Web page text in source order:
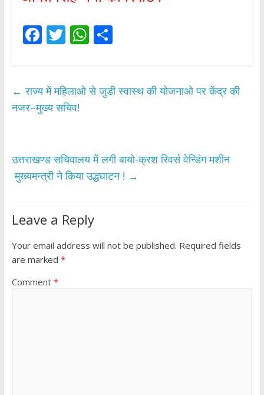
F
b
o
T
er
W
s
p
S
e
← राज्य में महिलाओ से जुडी स्वास्थ की योजनाओ पर केंद्र की
नजर–मुख्य सचिव!
उत्तराखण्ड सचिवालय में लगी बायो-क्रश रिवर्स वेन्डिंग मशीन
मुख्यमन्त्री ने किया उद्धघाटन ! →
Leave a Reply
Your email address will not be published. Required fields
are marked *
Comment *